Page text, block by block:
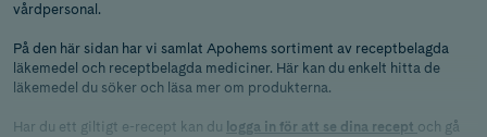
vårdpersonal.
På den här sidan har vi samlat Apohems sortiment av receptbelagda
läkemedel och receptbelagda mediciner. Här kan du enkelt hitta de
läkemedel du söker och läsa mer om produkterna.
Har du ett giltigt e-recept kan du logga in för att se dina recept och gå